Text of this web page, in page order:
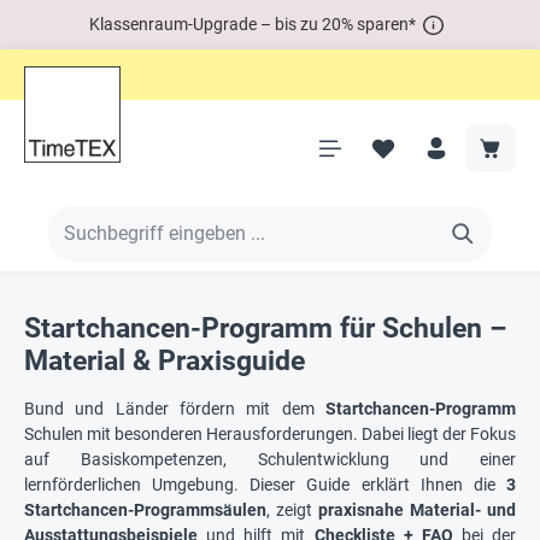
Klassenraum-Upgrade – bis zu 20% sparen*
Startchancen-Programm für Schulen –
Material & Praxisguide
Bund und Länder fördern mit dem Startchancen-Programm
Schulen mit besonderen Herausforderungen. Dabei liegt der Fokus
auf Basiskompetenzen, Schulentwicklung und einer
lernförderlichen Umgebung. Dieser Guide erklärt Ihnen die 3
Startchancen-Programmsäulen, zeigt praxisnahe Material- und
Ausstattungsbeispiele und hilft mit Checkliste + FAQ bei der